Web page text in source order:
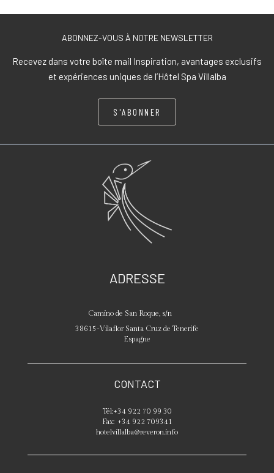
ABONNEZ-VOUS À NOTRE NEWSLETTER
Recevez dans votre boîte mail Inspiration, avantages exclusifs
et expériences uniques de l’Hôtel Spa Villalba
S'ABONNER
ADRESSE
Camino de San Roque, s/n
38615-Vilaflor Santa Cruz de Tenerife
Espagne
CONTACT
Tél:+34 922 70 99 30
Fax: +34 922 709341
hotelvillalba@reveron.info